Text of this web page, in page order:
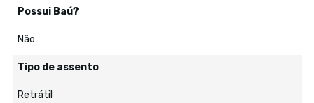
Possui Baú?
Não
Tipo de assento
Retrátil